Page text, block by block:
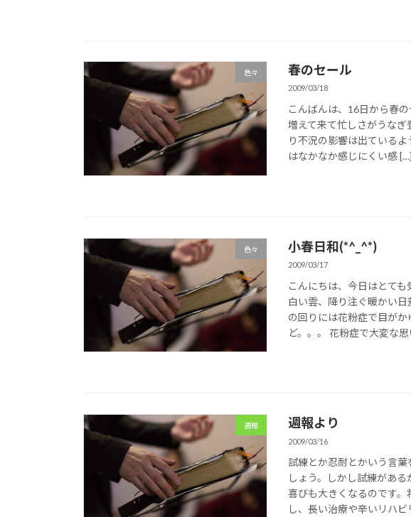
色々 春のセール
2009/03/18
こんばんは、16日から春
増えて来て忙しさがうなぎ
り不況の影響は出ている
はなかなか感じにくい感 […]
色々 小春日和(*^_^*)
2009/03/17
こんにちは、今日はとても
白い雲、降り注ぐ暖かい
の回りには花粉症で目が
ど。。。 花粉症で大変な
週報 週報より
2009/03/16
試練とか忍耐とかいう言
しょう。しかし試練があ
喜びも大きくなるのです
し、長い治療や辛いリハビ